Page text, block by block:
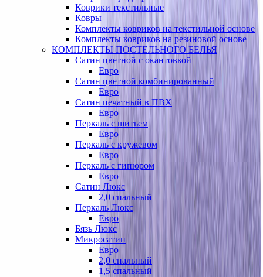
Коврики текстильные
Ковры
Комплекты ковриков на текстильной основе
Комплекты ковриков на резиновой основе
КОМПЛЕКТЫ ПОСТЕЛЬНОГО БЕЛЬЯ
Сатин цветной с окантовкой
Евро
Сатин цветной комбинированный
Евро
Сатин печатный в ПВХ
Евро
Перкаль с шитьем
Евро
Перкаль с кружевом
Евро
Перкаль с гипюром
Евро
Сатин Люкс
2,0 спальный
Перкаль Люкс
Евро
Бязь Люкс
Микросатин
Евро
2,0 спальный
1,5 спальный